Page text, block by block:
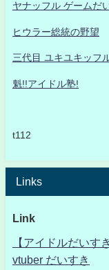
ヤナッフル ゲームだ
ヒウラー総統の野望
三代目 ユキユキッフ
魁!!アイドル塾!
t112
Links
Link
【アイドルだいす
vtuber だいすき